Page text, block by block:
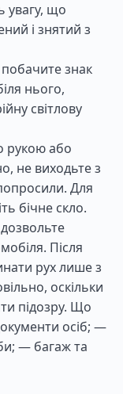
увагу, що
і знятий з
знак
нього,
світлову
рукою або
не виходьте з
Для
бічне скло.
Після
рух лише з
оскільки
підозру. Що
осіб; —
— багаж та